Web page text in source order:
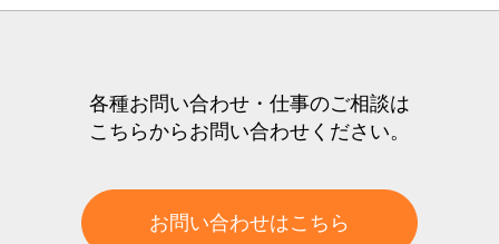
各種お問い合わせ・仕事のご相談は
こちらからお問い合わせください。
お問い合わせはこちら